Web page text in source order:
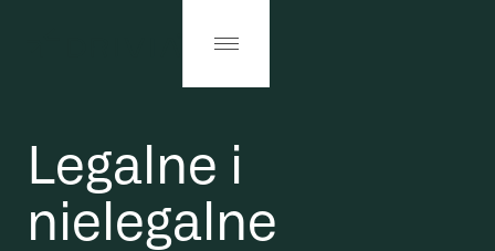
Legalne i
nielegalne